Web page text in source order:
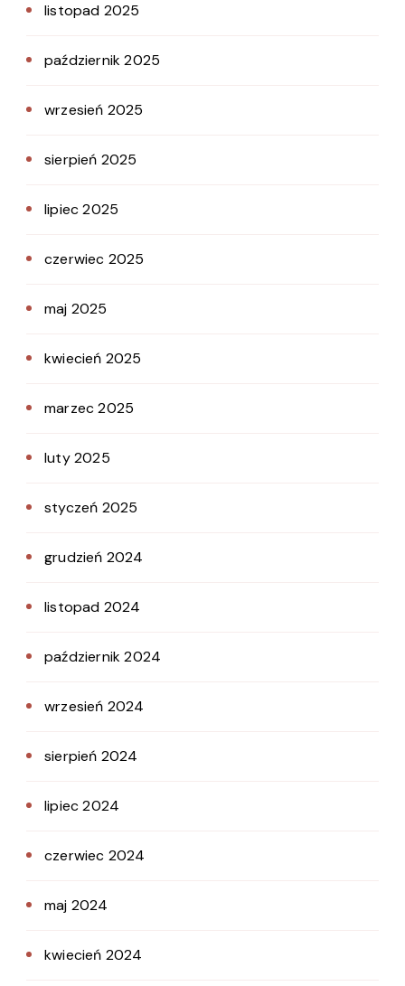
listopad 2025
październik 2025
wrzesień 2025
sierpień 2025
lipiec 2025
czerwiec 2025
maj 2025
kwiecień 2025
marzec 2025
luty 2025
styczeń 2025
grudzień 2024
listopad 2024
październik 2024
wrzesień 2024
sierpień 2024
lipiec 2024
czerwiec 2024
maj 2024
kwiecień 2024